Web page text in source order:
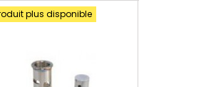
plus disponible